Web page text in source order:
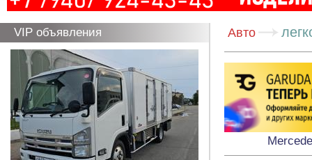
VIP объявления Авто